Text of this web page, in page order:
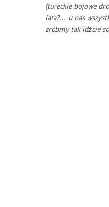
(tureckie bojowe
lata?… u nas
zróbmy tak idżcie